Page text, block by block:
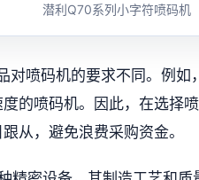
潜利Q70系列小字符喷码机
对喷码机的要求不同。例
的喷码机。因此，在选择
从，避免浪费采购资金。